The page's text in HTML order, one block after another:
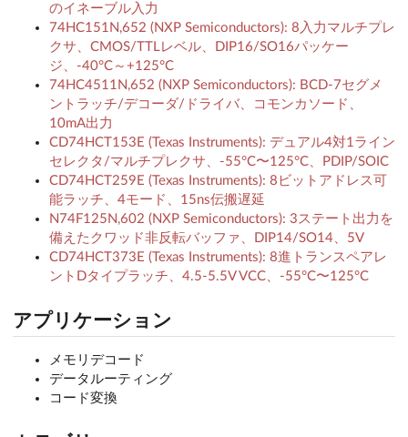
のイネーブル入力
74HC151N,652 (NXP Semiconductors): 8入力マルチプレ
クサ、CMOS/TTLレベル、DIP16/SO16パッケー
ジ、-40°C～+125°C
74HC4511N,652 (NXP Semiconductors): BCD-7セグメ
ントラッチ/デコーダ/ドライバ、コモンカソード、
10mA出力
CD74HCT153E (Texas Instruments): デュアル4対1ライン
セレクタ/マルチプレクサ、-55°C〜125°C、PDIP/SOIC
CD74HCT259E (Texas Instruments): 8ビットアドレス可
能ラッチ、4モード、15ns伝搬遅延
N74F125N,602 (NXP Semiconductors): 3ステート出力を
備えたクワッド非反転バッファ、DIP14/SO14、5V
CD74HCT373E (Texas Instruments): 8進トランスペアレ
ントDタイプラッチ、4.5-5.5V VCC、-55°C〜125°C
アプリケーション
メモリデコード
データルーティング
コード変換